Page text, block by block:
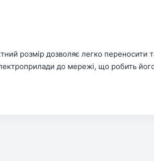
розмір дозволяє легко переносити
до мережі, що робить